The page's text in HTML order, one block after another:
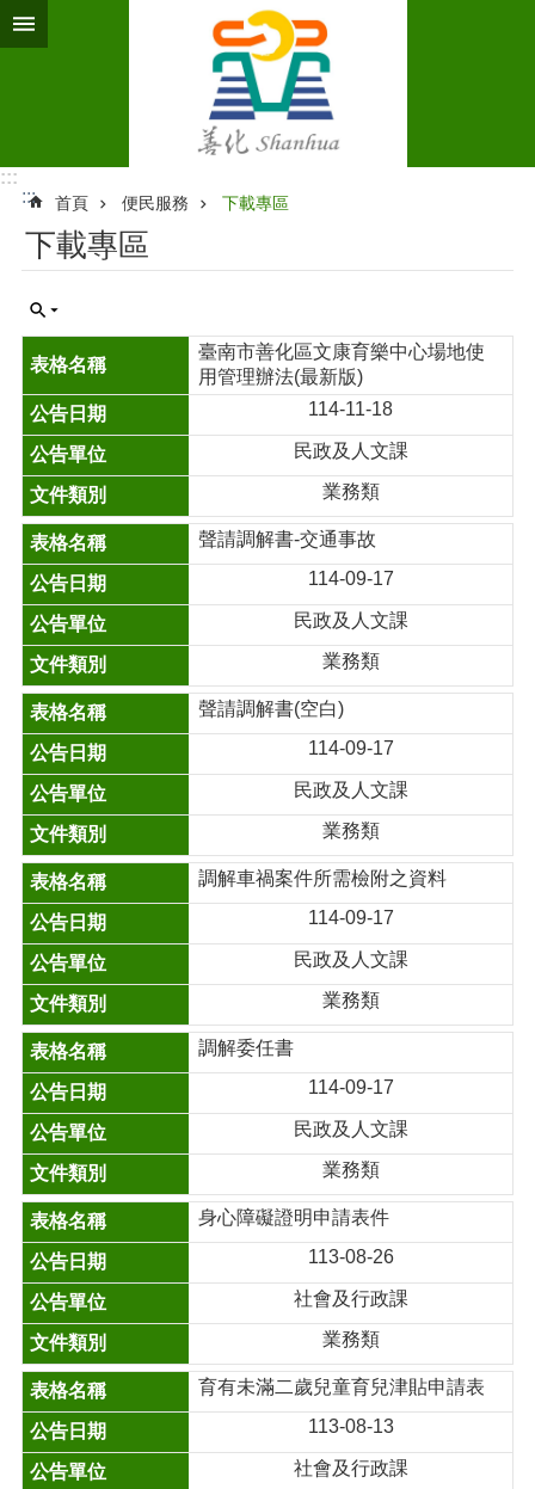
跳到主要內容區塊
:::
:::
首頁 便民服務 下載專區
下載專區
臺南市善化區文康育樂中心場地使
用管理辦法(最新版)
114-11-18
民政及人文課
業務類
聲請調解書-交通事故
114-09-17
民政及人文課
業務類
聲請調解書(空白)
114-09-17
民政及人文課
業務類
調解車禍案件所需檢附之資料
114-09-17
民政及人文課
業務類
調解委任書
114-09-17
民政及人文課
業務類
身心障礙證明申請表件
113-08-26
社會及行政課
業務類
育有未滿二歲兒童育兒津貼申請表
113-08-13
社會及行政課